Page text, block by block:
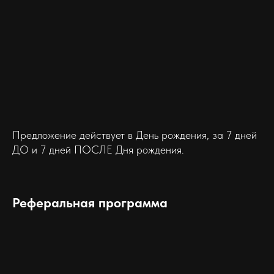
Предложение действует в День рождения, за 7 дней
ДО и 7 дней ПОСЛЕ Дня рождения.
Реферальная программа